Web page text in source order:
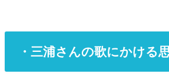
・三浦さんの歌にかける